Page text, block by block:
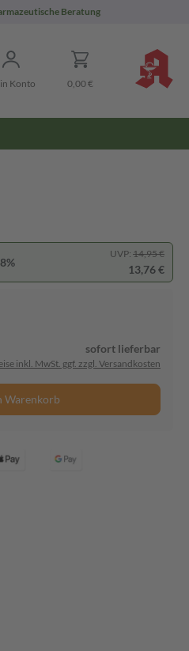
Beratung
Konto 0,00 €
UVP: 14,95 €
13,76 €
sofort lieferbar
inkl. MwSt. ggf. zzgl. Versandkosten
Warenkorb